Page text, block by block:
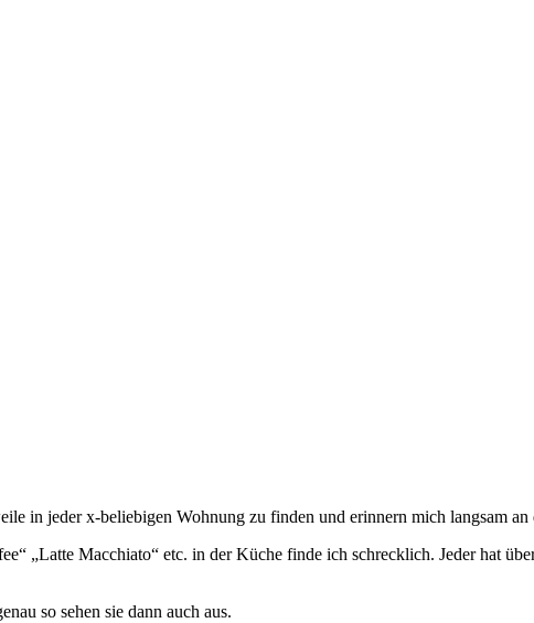
in jeder x-beliebigen Wohnung zu finden und erinnern mich langsam an
„Latte Macchiato“ etc. in der Küche finde ich schrecklich. Jeder hat
so sehen sie dann auch aus.